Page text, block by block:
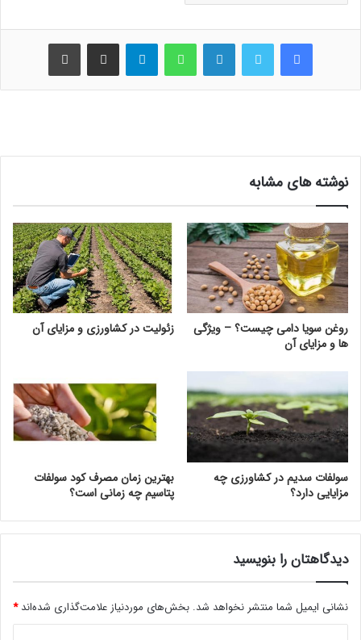
فیس بوک لینکدین واتس آپ اشتراک گذاری از طریق ایمیل
نوشته های مشابه
روغن سویا دامی چیست؟ – ویژگی
ها و مزایای آن
زئولیت در کشاورزی و مزایای آن
سولفات سدیم در کشاورزی چه
مزایایی دارد؟
بهترین زمان مصرف کود سولفات
پتاسیم چه زمانی است؟
دیدگاهتان را بنویسید
نشانی ایمیل شما منتشر نخواهد شد. بخش‌های موردنیاز علامت‌گذاری شده‌اند*